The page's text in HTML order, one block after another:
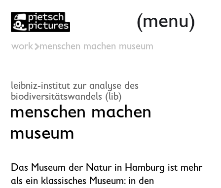
(menu)
work menschen machen museum
leibniz-institut zur analyse des
biodiversitätswandels (lib)
menschen machen
museum
Das Museum der Natur in Hamburg ist mehr
als ein klassisches Museum: in den